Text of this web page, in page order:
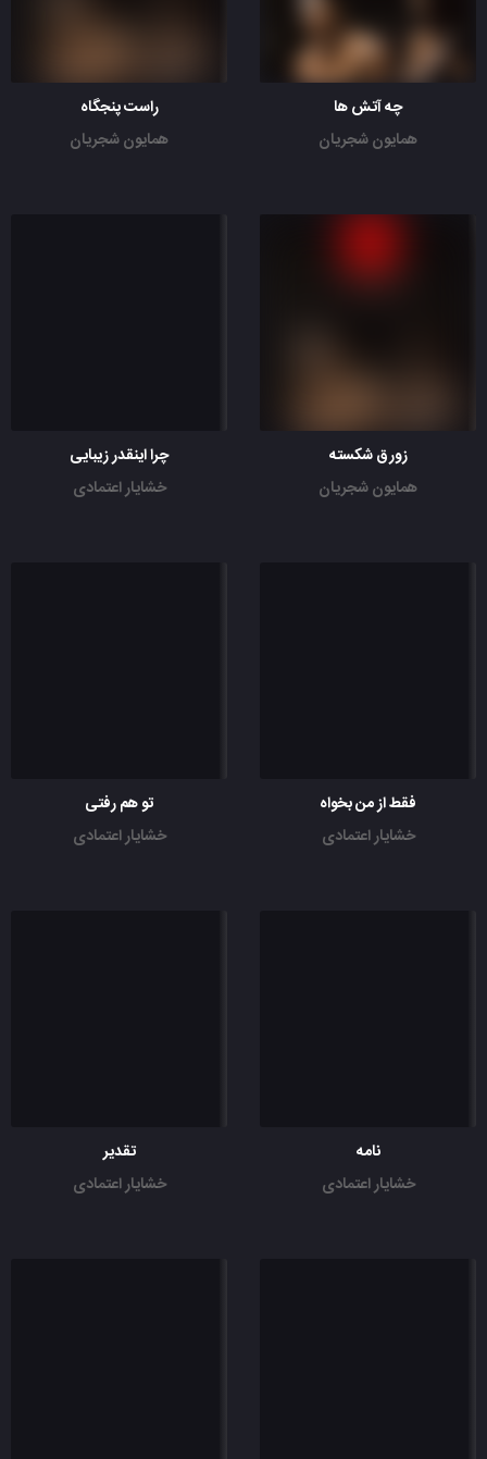
چه آتش ها
همایون شجریان
راست پنجگاه
همایون شجریان
زورق شکسته
همایون شجریان
چرا اینقدر زیبایی
خشایار اعتمادی
فقط از من بخواه
خشایار اعتمادی
تو هم رفتی
خشایار اعتمادی
نامه
خشایار اعتمادی
تقدیر
خشایار اعتمادی